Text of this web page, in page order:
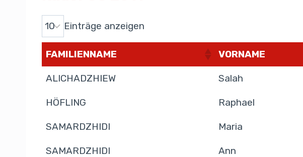
Einträge anzeigen
FAMILIENNAME VORNAME
ALICHADZHIEW Salah
HÖFLING Raphael
SAMARDZHIDI Maria
SAMARDZHIDI Ann